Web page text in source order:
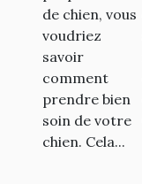
votre
chien ?
de chien, vous
voudriez
savoir
comment
prendre bien
soin de votre
chien. Cela...